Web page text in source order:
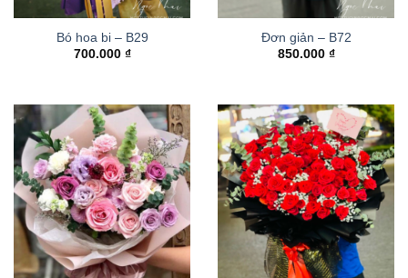
Bó hoa bi – B29
700.000 ₫
Đơn giản – B72
850.000 ₫